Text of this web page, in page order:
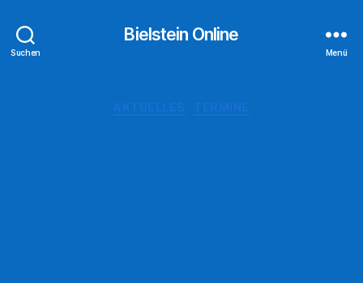
Suchen
Bielstein Online
Menü